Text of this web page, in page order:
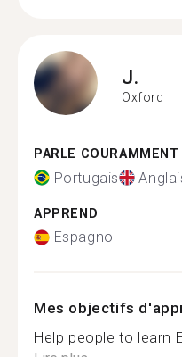
J.
Oxford
PARLE COURAMMENT
Portugais
APPREND
Espagnol
Mes objectifs
Help people to learn